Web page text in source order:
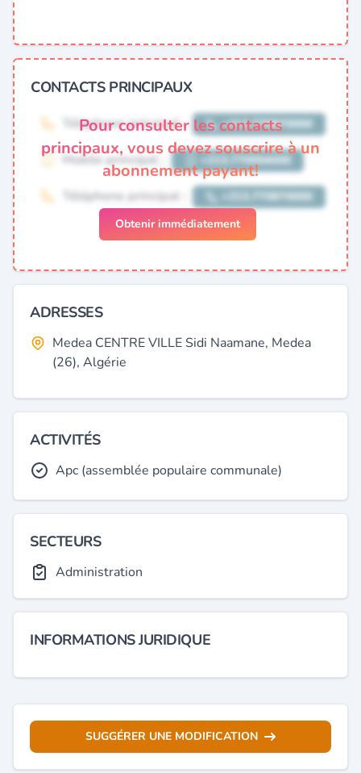
CONTACTS PRINCIPAUX
Pour consulter les contacts
principaux, vous devez souscrire à un
abonnement payant!
Obtenir immédiatement
ADRESSES
Medea CENTRE VILLE Sidi Naamane, Medea
(26), Algérie
ACTIVITÉS
Apc (assemblée populaire communale)
SECTEURS
Administration
INFORMATIONS JURIDIQUE
SUGGÉRER UNE MODIFICATION